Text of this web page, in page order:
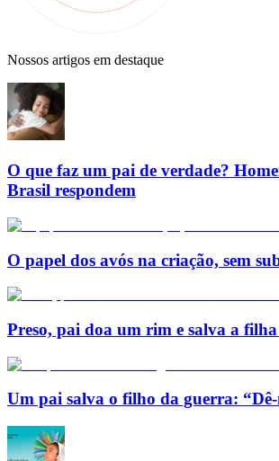
Nossos artigos em destaque
O que faz um pai de verdade?
Brasil respondem
O papel dos avós na criação, sem
Preso, pai doa um rim e salva a filha
Um pai salva o filho da guerra: